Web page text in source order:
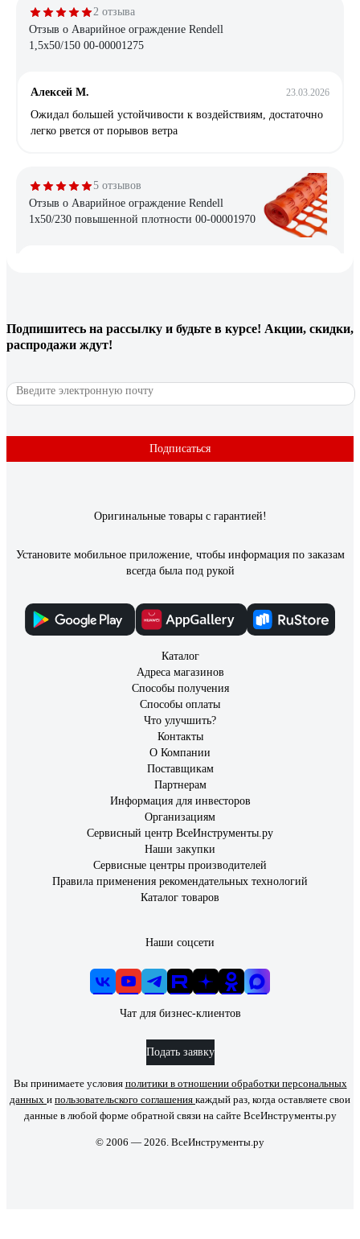
2 отзыва
Отзыв о Аварийное ограждение Rendell
1,5x50/150 00-00001275
Алексей М. 23.03.2026
Ожидал большей устойчивости к воздействиям, достаточно
легко рвется от порывов ветра
5 отзывов
Отзыв о Аварийное ограждение Rendell
1x50/230 повышенной плотности 00-00001970
1 отзыв
Подпишитесь на рассылку и будьте в курсе! Акции, скидки,
распродажи ждут!
Подписаться
Оригинальные товары с гарантией!
Установите мобильное приложение, чтобы информация по заказам
всегда была под рукой
Каталог
Адреса магазинов
Способы получения
Способы оплаты
Что улучшить?
Контакты
О Компании
Поставщикам
Партнерам
Информация для инвесторов
Организациям
Сервисный центр ВсеИнструменты.ру
Наши закупки
Сервисные центры производителей
Правила применения рекомендательных технологий
Каталог товаров
Наши соцсети
Чат для бизнес-клиентов
Подать заявку
Вы принимаете условия политики в отношении обработки персональных
данных и пользовательского соглашения каждый раз, когда оставляете свои
данные в любой форме обратной связи на сайте ВсеИнструменты.ру
© 2006 — 2026. ВсеИнструменты.ру